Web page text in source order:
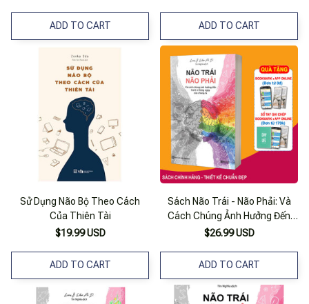
ADD TO CART ADD TO CART
Sử Dụng Não Bộ Theo Cách
Của Thiên Tài
$19.99 USD
ADD TO CART
Sách Não Trái - Não Phải: Và
Cách Chúng Ảnh Hưởng Đến
Hành Vi Hằng Ngày Của Chúng
$26.99 USD
ADD TO CART